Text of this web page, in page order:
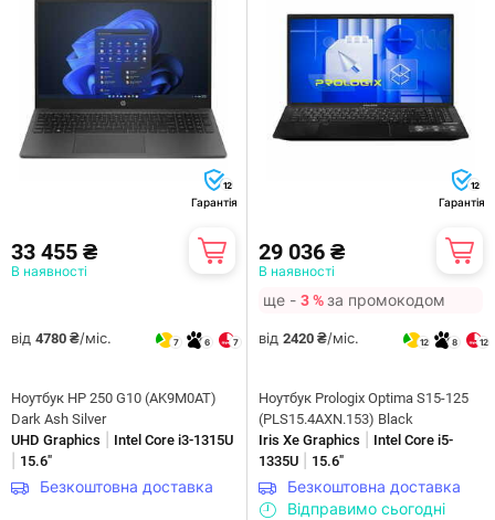
12
Гарантія
33 455 ₴
В наявності
від 4780 ₴/міс. 7 6 7
Ноутбук HP 250 G10 (AK9M0AT)
Dark Ash Silver
UHD Graphics
Intel Core i3-1315U
15.6"
Безкоштовна доставка
12
Гарантія
29 036 ₴
В наявності
ще - 3 %за промокодом
від 2420 ₴/міс. 12 8 12
Ноутбук Prologix Optima S15-125
(PLS15.4AXN.153) Black
Iris Xe Graphics
Intel Core i5-
1335U
15.6"
Безкоштовна доставка
Відправимо сьогодні